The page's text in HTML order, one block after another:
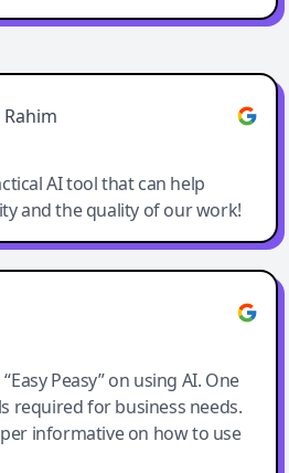
AI tool that can help
and the quality of our work!
Peasy” on using AI. One
required for business needs.
informative on how to use